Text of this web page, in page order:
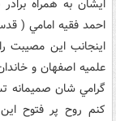
ايشان به همراه
احمد فقيه امامي (
اينجانب اين مصيبت
علميه اصفهان و
گرامي شان صميمانه
کنم روح پر فتوح